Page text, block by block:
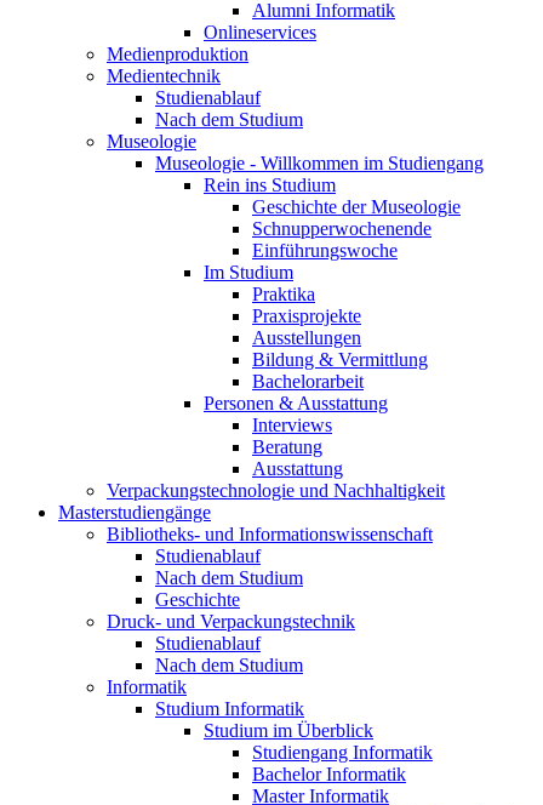
Alumni Informatik
Onlineservices
Medienproduktion
Medientechnik
Studienablauf
Nach dem Studium
Museologie
Museologie - Willkommen im Studiengang
Rein ins Studium
Geschichte der Museologie
Schnupperwochenende
Einführungswoche
Im Studium
Praktika
Praxisprojekte
Ausstellungen
Bildung & Vermittlung
Bachelorarbeit
Personen & Ausstattung
Interviews
Beratung
Ausstattung
Verpackungstechnologie und Nachhaltigkeit
Masterstudiengänge
Bibliotheks- und Informationswissenschaft
Studienablauf
Nach dem Studium
Geschichte
Druck- und Verpackungstechnik
Studienablauf
Nach dem Studium
Informatik
Studium Informatik
Studium im Überblick
Studiengang Informatik
Bachelor Informatik
Master Informatik